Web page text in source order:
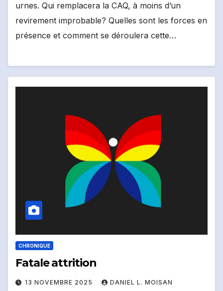
urnes. Qui remplacera la CAQ, à moins d’un
revirement improbable? Quelles sont les forces en
présence et comment se déroulera cette…
CHRONIQUE
Fatale attrition
13 NOVEMBRE 2025 DANIEL L. MOISAN